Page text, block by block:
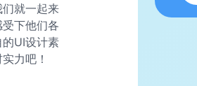
们就一起来
受下他们各
的UI设计素
力吧！